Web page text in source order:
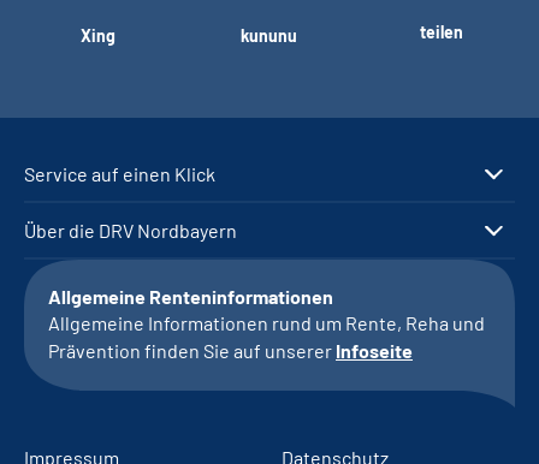
Xing kununu teilen
Service auf einen Klick
Über die DRV Nordbayern
Allgemeine Renteninformationen
Allgemeine Informationen rund um Rente, Reha und
Prävention finden Sie auf unserer Infoseite
Impressum Datenschutz